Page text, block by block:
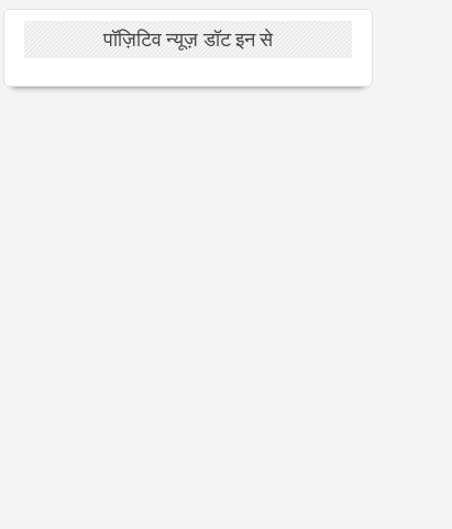
पॉज़िटिव न्यूज़ डॉट इन से